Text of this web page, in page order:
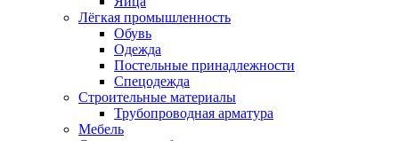
Лёгкая промышленность
Обувь
Одежда
Постельные принадлежности
Спецодежда
Строительные материалы
Трубопроводная арматура
Мебель